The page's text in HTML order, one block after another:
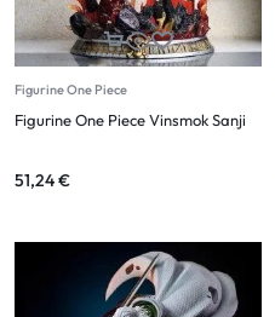
Figurine One Piece
Figurine One Piece Vinsmok Sanji
51,24€